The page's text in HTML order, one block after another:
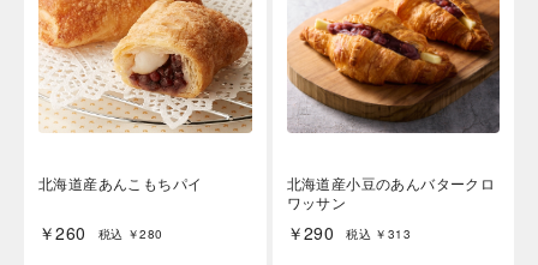
北海道産あんこもちパイ
￥260 税込 ￥280
北海道産小豆のあんバタークロ
ワッサン
￥290 税込 ￥313